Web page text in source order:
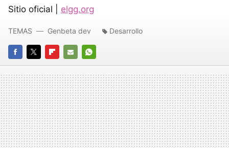
Sitio oficial | elgg.org
FACEBOOK
TWITTERFLIPBOARD
E-
MAIL
WHATSAPP
TEMAS Genbeta dev Desarrollo